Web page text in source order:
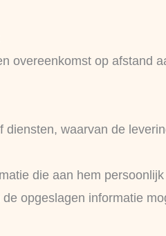
overeenkomst op afstand
diensten, waarvan de
die aan hem
opgeslagen informatie